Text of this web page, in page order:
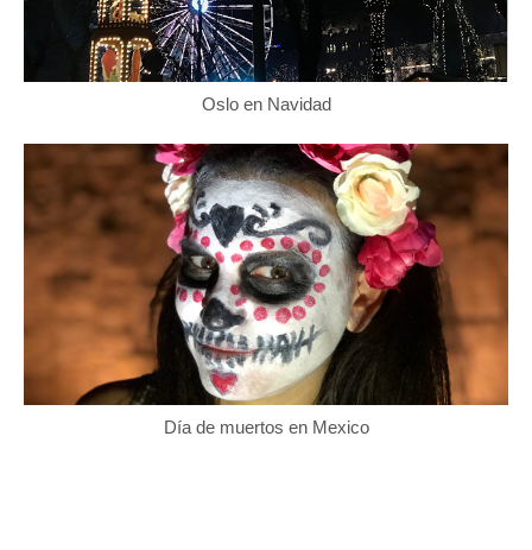
Oslo en Navidad
Día de muertos en Mexico